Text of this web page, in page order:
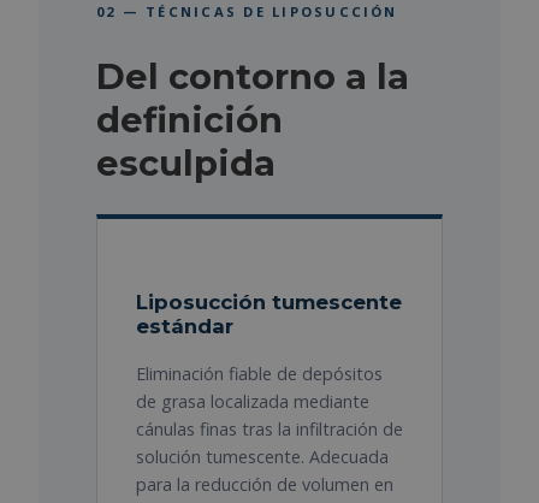
02 — TÉCNICAS DE LIPOSUCCIÓN
Del contorno a la
definición
esculpida
Liposucción tumescente
estándar
Eliminación fiable de depósitos
de grasa localizada mediante
cánulas finas tras la infiltración de
solución tumescente. Adecuada
para la reducción de volumen en